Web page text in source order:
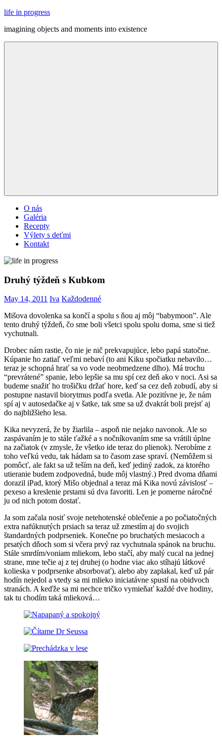
Skip
content
life in progress
imagining objects and moments into existence
O nás
Galéria
Recepty
Výlety s deťmi
Kontakt
Druhý týždeň s Kubkom
May 14, 2011 Iva Každodenné
Mišova dovolenka sa končí a spolu s ňou aj môj “babymoon”. Ale
tento druhý týždeň, čo sme boli všetci spolu spolu doma, sme si tiež
vychutnali.
Drobec nám rastie, čo nie je nič prekvapujúce, lebo papá statočne.
Kúpanie ho zatiaľ veľmi nebaví (to ani Kiku spočiatku nebavilo…
teraz je schopná hrať sa vo vode neobmedzene dlho). Má trochu
“prevrátené” spanie, lebo lepšie sa mu spí cez deň ako v noci. Asi sa
budeme snažiť ho trošičku držať hore, keď sa cez deň zobudí, aby si
postupne nastavil biorytmus podľa svetla. Ale pozitívne je, že nám
spí aj v autosedačke aj v šatke, tak sme sa už dvakrát boli prejsť aj
do najbližšieho lesa.
Kika nevyzerá, že by žiarlila – aspoň nie nejako navonok. Ale so
zaspávaním je to stále ťažké a s nočníkovaním sme sa vrátili úplne
na začiatok (v zmysle, že všetko ide teraz do plienok). Nerobíme z
toho veľkú vedu, tak hádam sa to časom zase spraví. (Nemôžem si
pomôcť, ale fakt sa už teším na deň, keď jediný zadok, za ktorého
utieranie budem zodpovedná, bude môj vlastný.) Pred dvoma dňami
dorazil iPad, ktorý Mišo objednal a teraz má Kika novú závislosť –
pexeso a kreslenie prstami sú dva favoriti. Len je pomerne náročné
ju od nich potom dostať.
Ja som začala nosiť svoje netehotenské oblečenie a po počiatočných
extra nafúknutých prsiach sa teraz už zmestím aj do svojich
štandardných podprseniek. Konečne po bruchatých mesiacoch a
prsatých dňoch som si včera prvý raz vychutnala spánok na bruchu.
Stále smrdím/voniam mliekom, lebo stačí, aby malý cucal na jednej
strane, mne tečie aj z tej druhej (o hodne viac ako stíhajú látkové
kolieska v podprsenke absorbovať), alebo aby zaplakal, keď už pár
hodín nejedol a vtedy sa mi mlieko iniciatávne spustí na obidvoch
stranách. A keďže sa mi nechce tričko vymieňať každé dve hodiny,
tak tu chodím taká mlieková…